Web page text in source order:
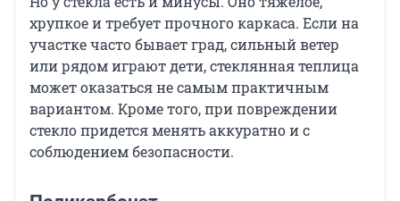
хрупкое и требует прочного каркаса. Если на
участке часто бывает град, сильный ветер
или рядом играют дети, стеклянная теплица
может оказаться не самым практичным
вариантом. Кроме того, при повреждении
стекло придется менять аккуратно и с
соблюдением безопасности.